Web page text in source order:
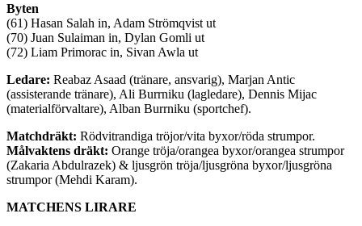
Byten
(61) Hasan Salah in, Adam Strömqvist ut
(70) Juan Sulaiman in, Dylan Gomli ut
(72) Liam Primorac in, Sivan Awla ut
Ledare: Reabaz Asaad (tränare, ansvarig), Marjan Antic
(assisterande tränare), Ali Burrniku (lagledare), Dennis Mijac
(materialförvaltare), Alban Burrniku (sportchef).
Matchdräkt: Rödvitrandiga tröjor/vita byxor/röda strumpor.
Målvaktens dräkt: Orange tröja/orangea byxor/orangea strumpor
(Zakaria Abdulrazek) & ljusgrön tröja/ljusgröna byxor/ljusgröna
strumpor (Mehdi Karam).
MATCHENS LIRARE